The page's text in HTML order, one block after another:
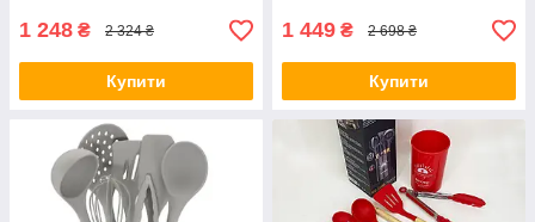
1 248 ₴ 2 324 ₴
Купити
1 449 ₴ 2 698 ₴
Купити